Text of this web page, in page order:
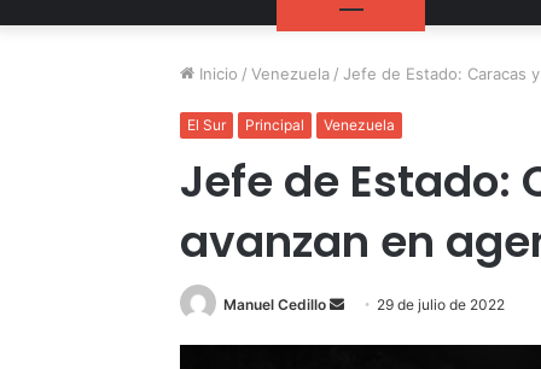
Inicio / Venezuela / Jefe de Estado: Caracas
El Sur Principal Venezuela
Jefe de Estado:
avanzan en
Manuel Cedillo
Send29 de julio de 2022